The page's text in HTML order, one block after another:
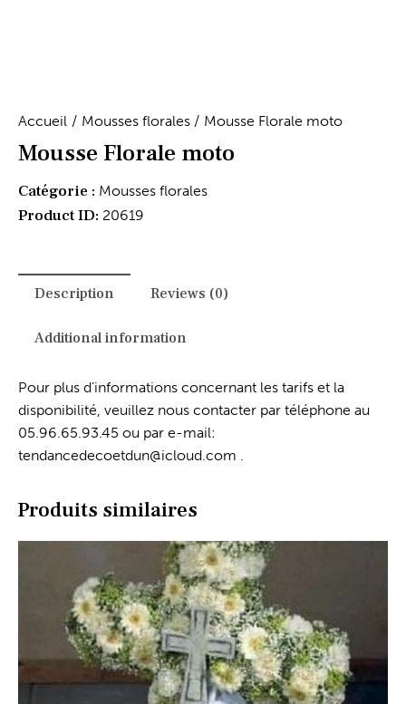
Accueil Mousses florales Mousse Florale moto
Mousse Florale moto
Catégorie : Mousses florales
Product ID: 20619
Description Reviews (0)
Additional information
Pour plus d’informations concernant les tarifs et la
disponibilité, veuillez nous contacter par téléphone au
05.96.65.93.45 ou par e-mail:
tendancedecoetdun@icloud.com .
Produits similaires